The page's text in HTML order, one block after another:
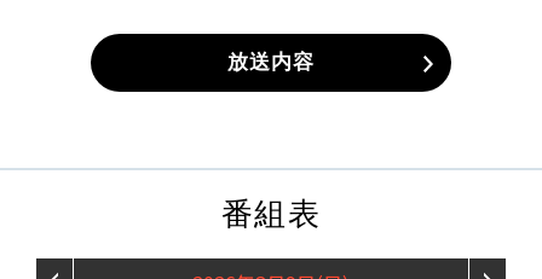
放送内容
番組表